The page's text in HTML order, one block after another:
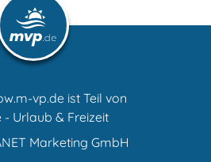
vp.de ist Teil von
- Urlaub & Freizeit
Marketing GmbH